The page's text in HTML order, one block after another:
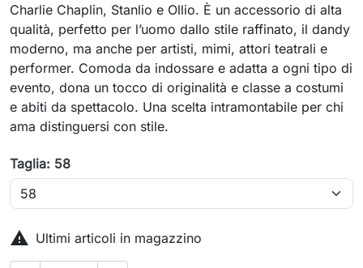
Charlie Chaplin, Stanlio e Ollio. È un accessorio di alta
qualità, perfetto per l’uomo dallo stile raffinato, il dandy
moderno, ma anche per artisti, mimi, attori teatrali e
performer. Comoda da indossare e adatta a ogni tipo di
evento, dona un tocco di originalità e classe a costumi
e abiti da spettacolo. Una scelta intramontabile per chi
ama distinguersi con stile.
Taglia: 58
 Ultimi articoli in magazzino